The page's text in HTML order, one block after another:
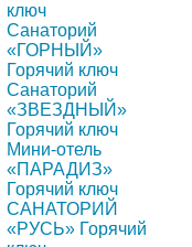
ключ
Санаторий
«ГОРНЫЙ»
Горячий ключ
Санаторий
«ЗВЕЗДНЫЙ»
Горячий ключ
Мини-отель
«ПАРАДИЗ»
Горячий ключ
САНАТОРИЙ
«РУСЬ» Горячий